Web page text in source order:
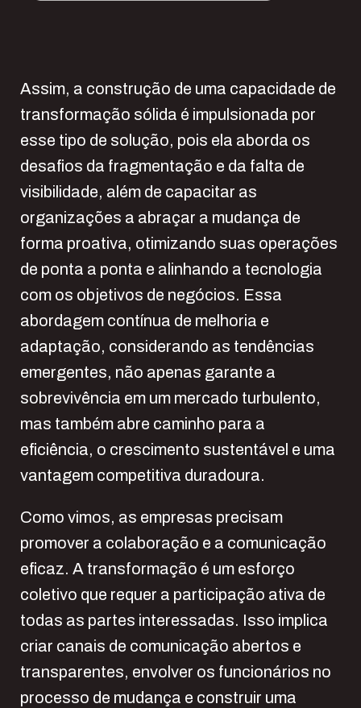
Assim, a construção de uma capacidade de
transformação sólida é impulsionada por
esse tipo de solução, pois ela aborda os
desafios da fragmentação e da falta de
visibilidade, além de capacitar as
organizações a abraçar a mudança de
forma proativa, otimizando suas operações
de ponta a ponta e alinhando a tecnologia
com os objetivos de negócios. Essa
abordagem contínua de melhoria e
adaptação, considerando as tendências
emergentes, não apenas garante a
sobrevivência em um mercado turbulento,
mas também abre caminho para a
eficiência, o crescimento sustentável e uma
vantagem competitiva duradoura.
Como vimos, as empresas precisam
promover a colaboração e a comunicação
eficaz. A transformação é um esforço
coletivo que requer a participação ativa de
todas as partes interessadas. Isso implica
criar canais de comunicação abertos e
transparentes, envolver os funcionários no
processo de mudança e construir uma